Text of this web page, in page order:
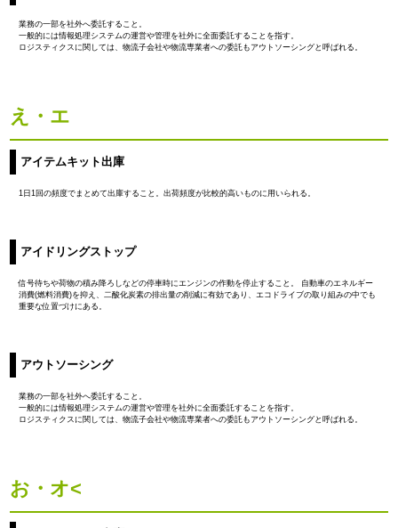
業務の一部を社外へ委託すること。
一般的には情報処理システムの運営や管理を社外に全面委託することを指す。
ロジスティクスに関しては、物流子会社や物流専業者への委託もアウトソーシングと呼ばれる。
え・エ
アイテムキット出庫
1日1回の頻度でまとめて出庫すること。出荷頻度が比較的高いものに用いられる。
アイドリングストップ
信号待ちや荷物の積み降ろしなどの停車時にエンジンの作動を停止すること。 自動車のエネルギー
消費(燃料消費)を抑え、二酸化炭素の排出量の削減に有効であり、エコドライブの取り組みの中でも
重要な位置づけにある。
アウトソーシング
業務の一部を社外へ委託すること。
一般的には情報処理システムの運営や管理を社外に全面委託することを指す。
ロジスティクスに関しては、物流子会社や物流専業者への委託もアウトソーシングと呼ばれる。
お・オ<